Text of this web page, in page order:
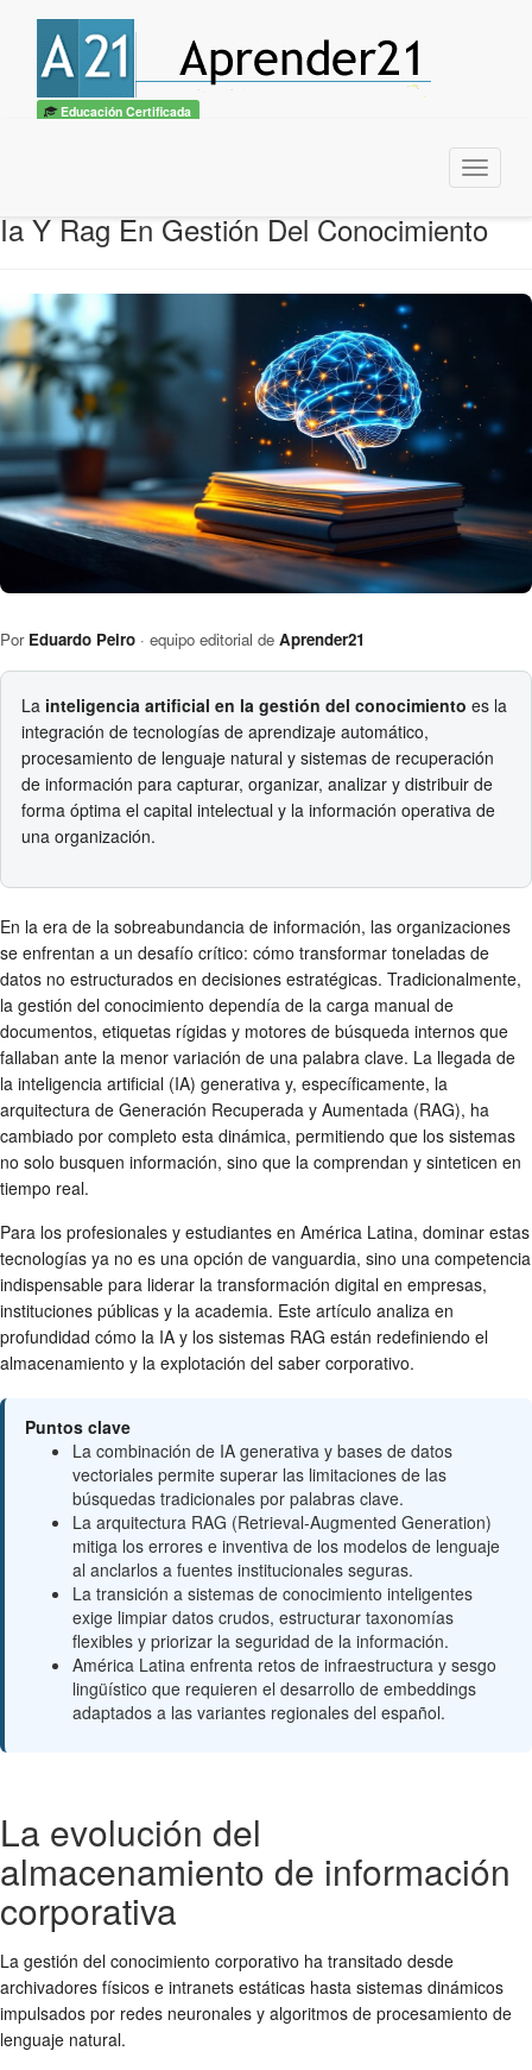
Educación Certificada
Menu
Ia Y Rag En Gestión Del Conocimiento
Por Eduardo Peiro · equipo editorial de Aprender21
La inteligencia artificial en la gestión del conocimiento es la
integración de tecnologías de aprendizaje automático,
procesamiento de lenguaje natural y sistemas de recuperación
de información para capturar, organizar, analizar y distribuir de
forma óptima el capital intelectual y la información operativa de
una organización.
En la era de la sobreabundancia de información, las organizaciones
se enfrentan a un desafío crítico: cómo transformar toneladas de
datos no estructurados en decisiones estratégicas. Tradicionalmente,
la gestión del conocimiento dependía de la carga manual de
documentos, etiquetas rígidas y motores de búsqueda internos que
fallaban ante la menor variación de una palabra clave. La llegada de
la inteligencia artificial (IA) generativa y, específicamente, la
arquitectura de Generación Recuperada y Aumentada (RAG), ha
cambiado por completo esta dinámica, permitiendo que los sistemas
no solo busquen información, sino que la comprendan y sinteticen en
tiempo real.
Para los profesionales y estudiantes en América Latina, dominar estas
tecnologías ya no es una opción de vanguardia, sino una competencia
indispensable para liderar la transformación digital en empresas,
instituciones públicas y la academia. Este artículo analiza en
profundidad cómo la IA y los sistemas RAG están redefiniendo el
almacenamiento y la explotación del saber corporativo.
Puntos clave
La combinación de IA generativa y bases de datos
vectoriales permite superar las limitaciones de las
búsquedas tradicionales por palabras clave.
La arquitectura RAG (Retrieval-Augmented Generation)
mitiga los errores e inventiva de los modelos de lenguaje
al anclarlos a fuentes institucionales seguras.
La transición a sistemas de conocimiento inteligentes
exige limpiar datos crudos, estructurar taxonomías
flexibles y priorizar la seguridad de la información.
América Latina enfrenta retos de infraestructura y sesgo
lingüístico que requieren el desarrollo de embeddings
adaptados a las variantes regionales del español.
La evolución del
almacenamiento de información
corporativa
La gestión del conocimiento corporativo ha transitado desde
archivadores físicos e intranets estáticas hasta sistemas dinámicos
impulsados por redes neuronales y algoritmos de procesamiento de
lenguaje natural.